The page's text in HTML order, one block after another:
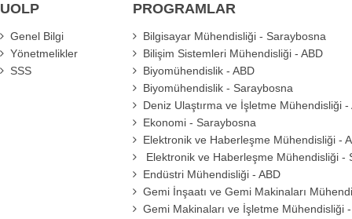
UOLP
Genel Bilgi
Yönetmelikler
SSS
PROGRAMLAR
Bilgisayar Mühendisliği - Saraybosna
Bilişim Sistemleri Mühendisliği - ABD
Biyomühendislik - ABD
Biyomühendislik - Saraybosna
Deniz Ulaştırma ve İşletme Mühendisliği -
Ekonomi - Saraybosna
Elektronik ve Haberleşme Mühendisliği -
Elektronik ve Haberleşme Mühendisliği -
Endüstri Mühendisliği - ABD
Gemi İnşaatı ve Gemi Makinaları
Gemi Makinaları ve İşletme Mühendisliği